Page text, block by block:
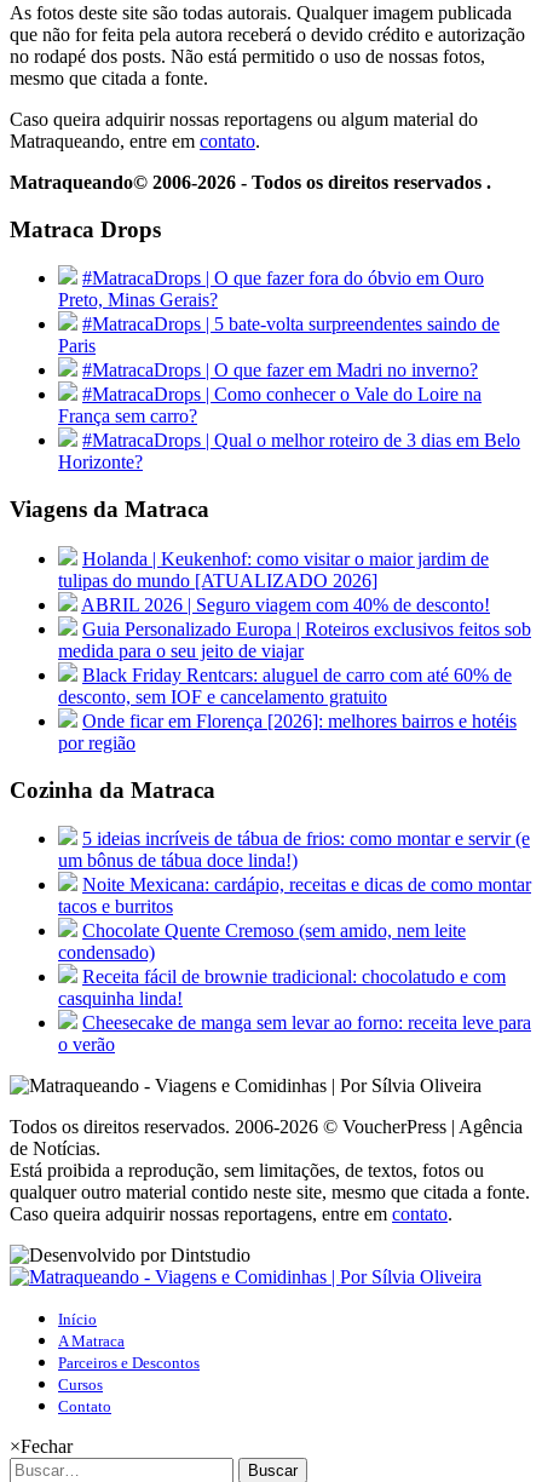
As fotos deste site são todas autorais. Qualquer imagem publicada
que não for feita pela autora receberá o devido crédito e autorização
no rodapé dos posts. Não está permitido o uso de nossas fotos,
mesmo que citada a fonte.
Caso queira adquirir nossas reportagens ou algum material do
Matraqueando, entre em contato.
Matraqueando© 2006-2026 - Todos os direitos reservados .
Matraca Drops
#MatracaDrops | O que fazer fora do óbvio em Ouro
Preto, Minas Gerais?
#MatracaDrops | 5 bate-volta surpreendentes saindo de
Paris
#MatracaDrops | O que fazer em Madri no inverno?
#MatracaDrops | Como conhecer o Vale do Loire na
França sem carro?
#MatracaDrops | Qual o melhor roteiro de 3 dias em Belo
Horizonte?
Viagens da Matraca
Holanda | Keukenhof: como visitar o maior jardim de
tulipas do mundo [ATUALIZADO 2026]
ABRIL 2026 | Seguro viagem com 40% de desconto!
Guia Personalizado Europa | Roteiros exclusivos feitos sob
medida para o seu jeito de viajar
Black Friday Rentcars: aluguel de carro com até 60% de
desconto, sem IOF e cancelamento gratuito
Onde ficar em Florença [2026]: melhores bairros e hotéis
por região
Cozinha da Matraca
5 ideias incríveis de tábua de frios: como montar e servir (e
um bônus de tábua doce linda!)
Noite Mexicana: cardápio, receitas e dicas de como montar
tacos e burritos
Chocolate Quente Cremoso (sem amido, nem leite
condensado)
Receita fácil de brownie tradicional: chocolatudo e com
casquinha linda!
Cheesecake de manga sem levar ao forno: receita leve para
o verão
Todos os direitos reservados. 2006-2026 © VoucherPress | Agência
de Notícias.
Está proibida a reprodução, sem limitações, de textos, fotos ou
qualquer outro material contido neste site, mesmo que citada a fonte.
Caso queira adquirir nossas reportagens, entre em contato.
Início
A Matraca
Parceiros e Descontos
Cursos
Contato
×Fechar
Buscar